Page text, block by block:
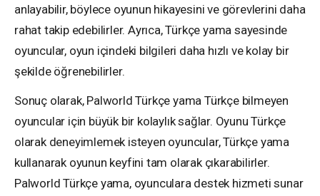
anlayabilir, böylece oyunun hikayesini ve görevlerini daha
rahat takip edebilirler. Ayrıca, Türkçe yama sayesinde
oyuncular, oyun içindeki bilgileri daha hızlı ve kolay bir
şekilde öğrenebilirler.
Sonuç olarak, Palworld Türkçe yama Türkçe bilmeyen
oyuncular için büyük bir kolaylık sağlar. Oyunu Türkçe
olarak deneyimlemek isteyen oyuncular, Türkçe yama
kullanarak oyunun keyfini tam olarak çıkarabilirler.
Palworld Türkçe yama, oyunculara destek hizmeti sunar